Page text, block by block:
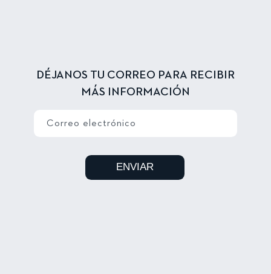
DÉJANOS TU CORREO PARA RECIBIR
MÁS INFORMACIÓN
Correo electrónico
ENVIAR